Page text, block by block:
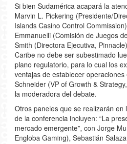
Si bien Sudamérica acapará la
Marvin L. Pickering (Presidente/
Islands Casino Control
Emmanuelli (Comisión de Juegos
Smith (Directora Ejecutiva,
Caribe no debe ser subestimado
plano regulatorio, para lo cual los
ventajas de establecer
Schneider (VP of Growth &
la moderadora del debate.
Otros paneles que se realizarán en
de la conferencia incluyen: “La
mercado emergente”, con Jorge
Engloba Gaming), Sebastián